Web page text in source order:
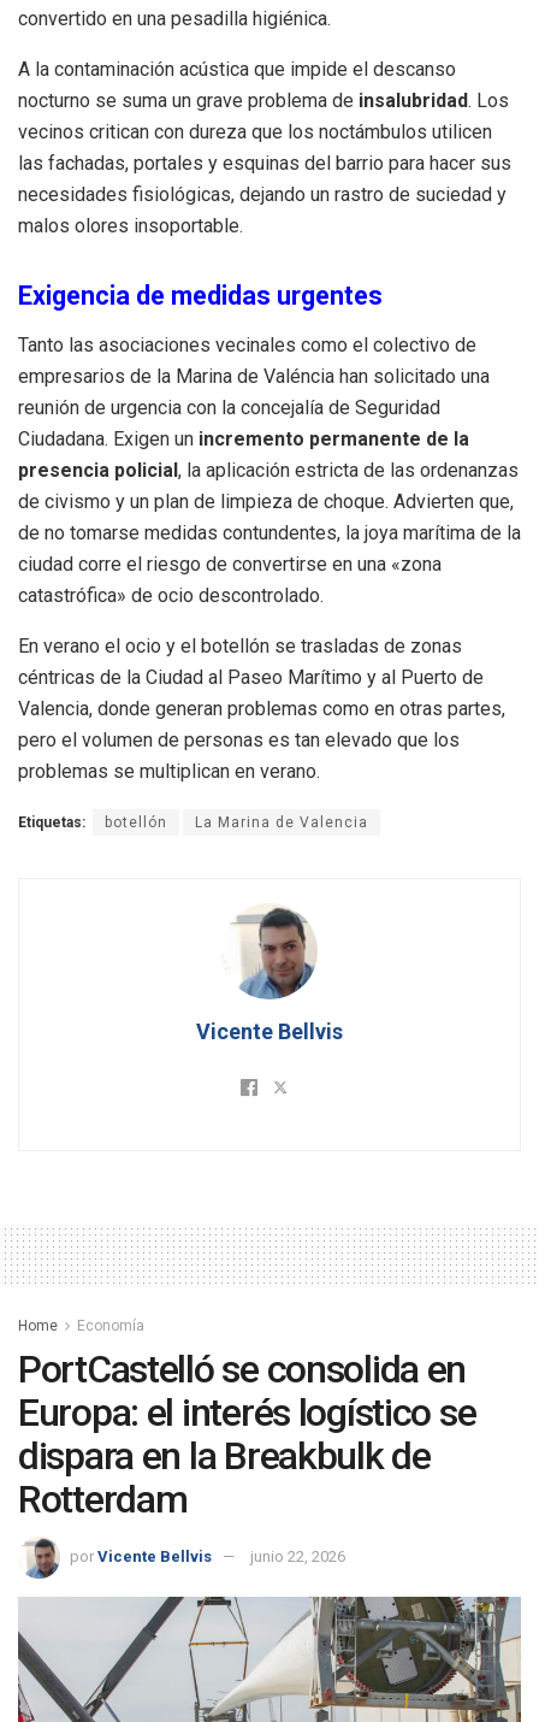
convertido en una pesadilla higiénica.
A la contaminación acústica que impide el descanso
nocturno se suma un grave problema de insalubridad. Los
vecinos critican con dureza que los noctámbulos utilicen
las fachadas, portales y esquinas del barrio para hacer sus
necesidades fisiológicas, dejando un rastro de suciedad y
malos olores insoportable.
Exigencia de medidas urgentes
Tanto las asociaciones vecinales como el colectivo de
empresarios de la Marina de Valéncia han solicitado una
reunión de urgencia con la concejalía de Seguridad
Ciudadana. Exigen un incremento permanente de la
presencia policial, la aplicación estricta de las ordenanzas
de civismo y un plan de limpieza de choque. Advierten que,
de no tomarse medidas contundentes, la joya marítima de la
ciudad corre el riesgo de convertirse en una «zona
catastrófica» de ocio descontrolado.
En verano el ocio y el botellón se trasladas de zonas
céntricas de la Ciudad al Paseo Marítimo y al Puerto de
Valencia, donde generan problemas como en otras partes,
pero el volumen de personas es tan elevado que los
problemas se multiplican en verano.
Etiquetas: botellón La Marina de Valencia
Vicente Bellvis
Home Economía
PortCastelló se consolida en
Europa: el interés logístico se
dispara en la Breakbulk de
Rotterdam
por Vicente Bellvis junio 22, 2026